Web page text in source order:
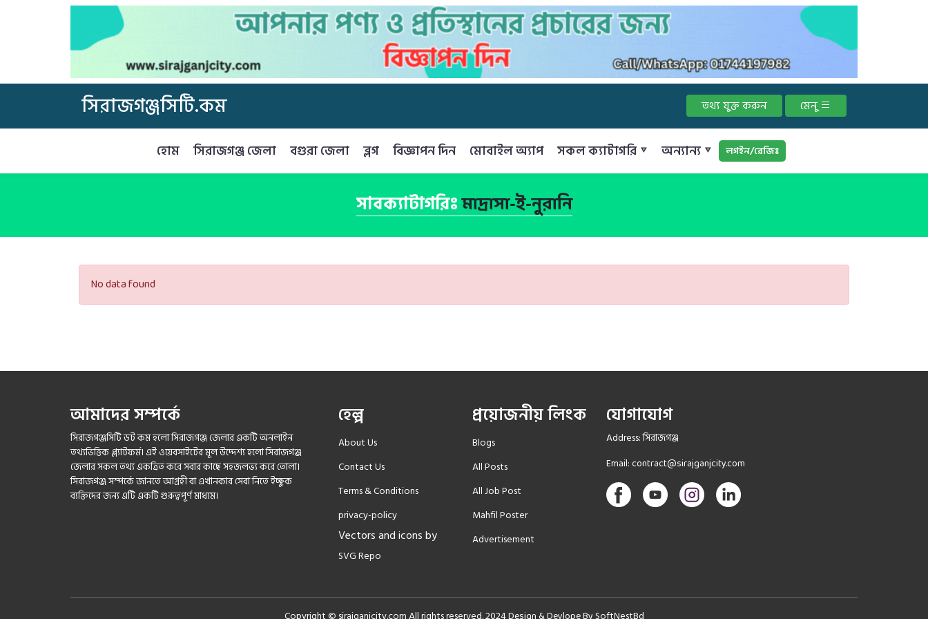
সিরাজগঞ্জসিটি.কম তথ্য যুক্ত করুন মেনু
হোম সিরাজগঞ্জ জেলা বগুরা জেলা ব্লগ বিজ্ঞাপন দিন মোবাইল অ্যাপ সকল ক্যাটাগরি ▿ অন্যান্য ▿ লগইন/রেজিঃ
সাবক্যাটাগরিঃমাদ্রাসা-ই-নুরানি
No data found
আমাদের সম্পর্কে
সিরাজগঞ্জসিটি ডট কম হলো সিরাজগঞ্জ জেলার একটি অনলাইন
তথ্যভিত্তিক প্ল্যাটফর্ম। এই ওয়েবসাইটের মূল উদ্দেশ্য হলো সিরাজগঞ্জ
জেলার সকল তথ্য একত্রিত করে সবার কাছে সহজলভ্য করে তোলা।
সিরাজগঞ্জ সম্পর্কে জানতে আগ্রহী বা এখানকার সেবা নিতে ইচ্ছুক
ব্যক্তিদের জন্য এটি একটি গুরুত্বপূর্ণ মাধ্যম।
হেল্প
About Us
Contact Us
Terms & Conditions
privacy-policy
Vectors and icons by
SVG Repo
প্রয়োজনীয় লিংক
Blogs
All Posts
All Job Post
Mahfil Poster
Advertisement
যোগাযোগ
Address: সিরাজগঞ্জ
Email:contract@sirajganjcity.com
Copyright © sirajganjcity.com All rights reserved. 2024 SoftNestBd